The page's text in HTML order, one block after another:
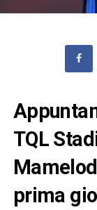
TQL
prima